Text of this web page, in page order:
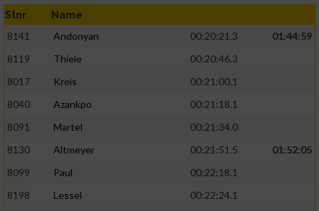
Stnr Name
8141 Andonyan 00:20:21.3
01:44:59
8119
Thiele
00:20:46.3
8017
Kreis
00:21:00.1
8040
Azankpo
00:21:18.1
8091
Martel
00:21:34.0
8130
Altmeyer 00:21:51.5
01:52:05
8099
Paul
00:22:18.1
8198
Lessel
00:22:24.1